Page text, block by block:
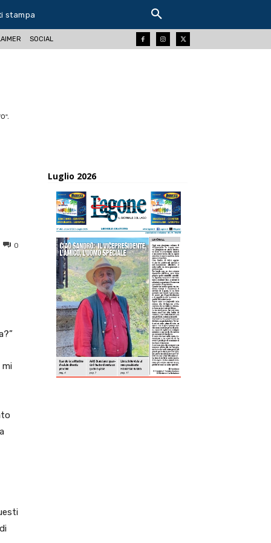
stampa
SOCIAL
0
Tumblr Telegram
mi
Luglio 2026